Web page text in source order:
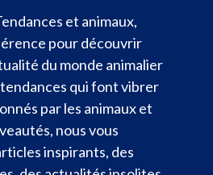
et animaux,
pour découvrir
du monde animalier
qui font vibrer
par les animaux et
nous vous
inspirants, des